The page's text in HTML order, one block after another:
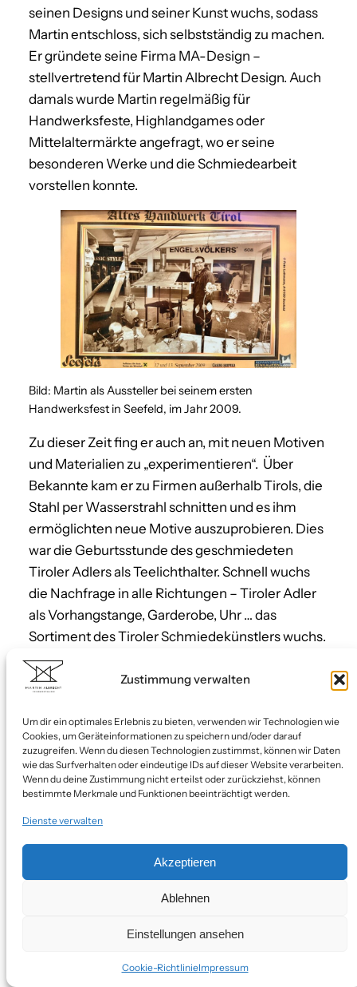
Zustimmung verwalten
Um dir ein optimales Erlebnis zu bieten, verwenden wir Technologien wie
Cookies, um Geräteinformationen zu speichern und/oder darauf
zuzugreifen. Wenn du diesen Technologien zustimmst, können wir Daten
wie das Surfverhalten oder eindeutige IDs auf dieser Website verarbeiten.
Wenn du deine Zustimmung nicht erteilst oder zurückziehst, können
bestimmte Merkmale und Funktionen beeinträchtigt werden.
Dienste verwalten
Akzeptieren
Ablehnen
Einstellungen ansehen
Cookie-RichtlinieImpressum
seinen Designs und seiner Kunst wuchs, sodass
Martin entschloss, sich selbstständig zu machen.
Er gründete seine Firma MA-Design –
stellvertretend für Martin Albrecht Design. Auch
damals wurde Martin regelmäßig für
Handwerksfeste, Highlandgames oder
Mittelaltermärkte angefragt, wo er seine
besonderen Werke und die Schmiedearbeit
vorstellen konnte.
Bild: Martin als Aussteller bei seinem ersten
Handwerksfest in Seefeld, im Jahr 2009.
Zu dieser Zeit fing er auch an, mit neuen Motiven
und Materialien zu „experimentieren“. Über
Bekannte kam er zu Firmen außerhalb Tirols, die
Stahl per Wasserstrahl schnitten und es ihm
ermöglichten neue Motive auszuprobieren. Dies
war die Geburtsstunde des geschmiedeten
Tiroler Adlers als Teelichthalter. Schnell wuchs
die Nachfrage in alle Richtungen – Tiroler Adler
als Vorhangstange, Garderobe, Uhr … das
Sortiment des Tiroler Schmiedekünstlers wuchs.